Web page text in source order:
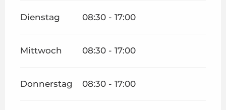
Dienstag 08:30 - 17:00
Mittwoch 08:30 - 17:00
Donnerstag 08:30 - 17:00